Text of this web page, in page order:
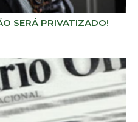
SERÁ PRIVATIZADO!